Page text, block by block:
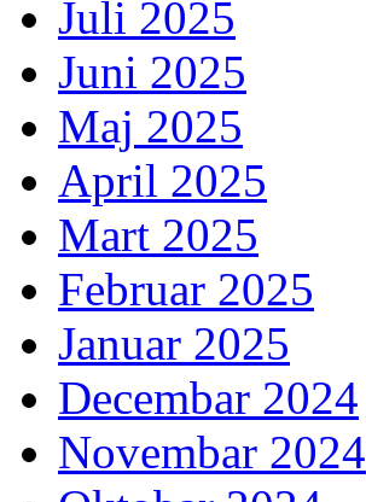
Juli 2025
Juni 2025
Maj 2025
April 2025
Mart 2025
Februar 2025
Januar 2025
Decembar 2024
Novembar 2024